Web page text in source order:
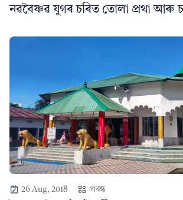
নৱবৈষ্ণৱ যুগৰ চৰিত তোলা প্ৰথা আৰু
26 Aug, 2018 প্ৰবন্ধ